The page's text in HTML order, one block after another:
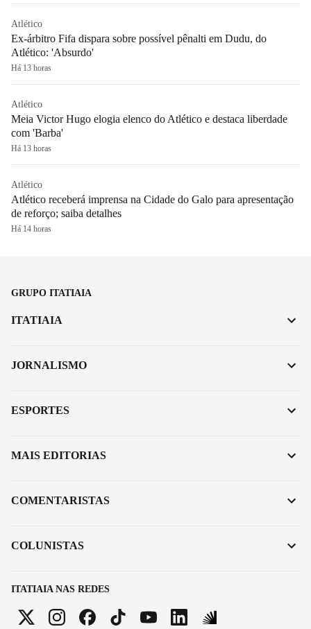
Atlético
Ex-árbitro Fifa dispara sobre possível pênalti em Dudu, do
Atlético: 'Absurdo'
Há 13 horas
Atlético
Meia Victor Hugo elogia elenco do Atlético e destaca liberdade
com 'Barba'
Há 13 horas
Atlético
Atlético receberá imprensa na Cidade do Galo para apresentação
de reforço; saiba detalhes
Há 14 horas
GRUPO ITATIAIA
ITATIAIA NAS REDES
ITATIAIA
JORNALISMO
ESPORTES
MAIS EDITORIAS
COMENTARISTAS
COLUNISTAS